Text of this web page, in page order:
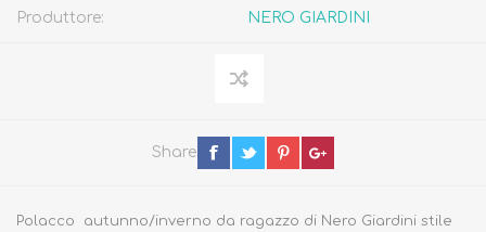
Produttore: NERO GIARDINI
Share
Polacco autunno/inverno da ragazzo di Nero Giardini stile